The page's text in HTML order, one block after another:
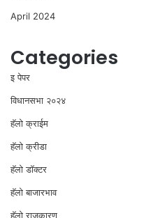
April 2024
Categories
इ पेपर
विधानसभा २०२४
⁠हॅलो क्राईम
हॅलो क्रीडा
हॅलो डॉक्टर
हॅलो बाजारभाव
हॅलो राजकारण